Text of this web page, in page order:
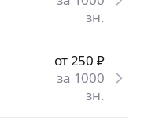
зн.
от 250 ₽
за 1000
зн.